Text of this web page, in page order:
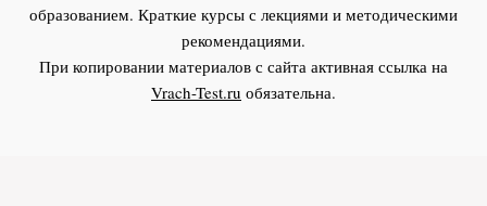
образованием. Краткие курсы с лекциями и методическими
рекомендациями.
При копировании материалов с сайта активная ссылка на
Vrach-Test.ru обязательна.